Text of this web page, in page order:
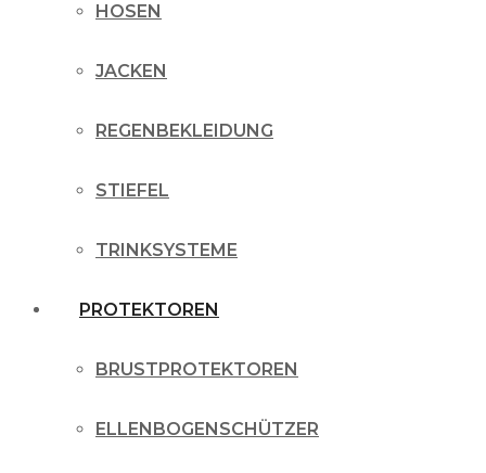
HOSEN
JACKEN
REGENBEKLEIDUNG
STIEFEL
TRINKSYSTEME
PROTEKTOREN
BRUSTPROTEKTOREN
ELLENBOGENSCHÜTZER